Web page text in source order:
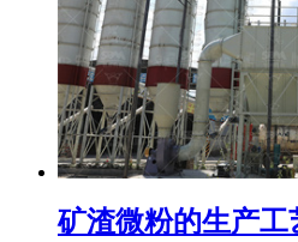
矿渣微粉的生产